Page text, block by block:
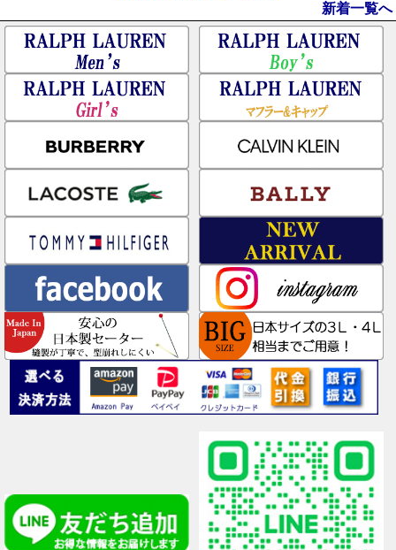
新着一覧へ